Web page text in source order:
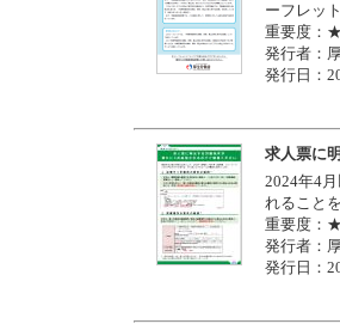
ーフレッ
重要度
発行者：
発行日：
求人票に
2024年4
れること
重要度
発行者：
発行日：